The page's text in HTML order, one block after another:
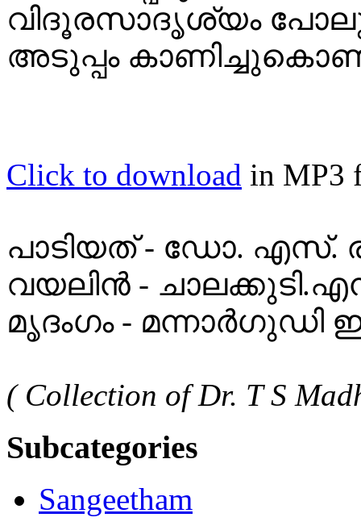
വിദൂരസാദൃശ്യം
അടുപ്പം കാണിച്ചുകൊണ്ട്
Click to download in MP3
പാടിയത് - ഡോ. എസ്.
വയലിൻ -
മൃദംഗം -
( Collection of Dr. T S
Subcategories
Sangeetham